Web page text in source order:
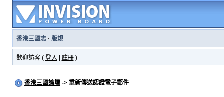
香港三國志· 版規
歡迎訪客 ( 登入 註冊)
香港三國論壇-> 重新傳送認證電子郵件